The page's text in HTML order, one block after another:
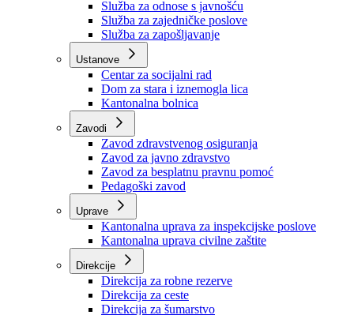
Organizacije
Službe
Služba za odnose s javnošću
Služba za zajedničke poslove
Služba za zapošljavanje
Ustanove
Centar za socijalni rad
Dom za stara i iznemogla lica
Kantonalna bolnica
Zavodi
Zavod zdravstvenog osiguranja
Zavod za javno zdravstvo
Zavod za besplatnu pravnu pomoć
Pedagoški zavod
Kantonalna uprava za inspekcijske poslove
Kantonalna uprava civilne zaštite
Direkcije